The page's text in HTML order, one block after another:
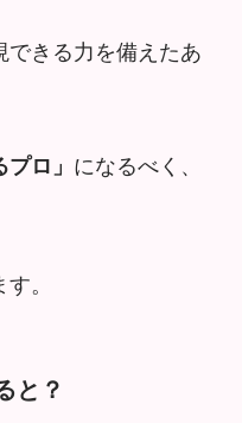
できる力を備えたあ
ロ」 になるべく、
。
と？